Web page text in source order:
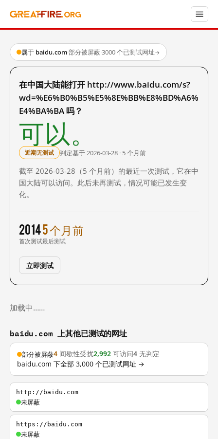
属于 baidu.com·部分被屏蔽·3000 个已测试网址→
在中国大陆能打开 http://www.baidu.com/s?
wd=%E6%B0%B5%E5%8E%BB%E8%BD%A6%
E4%BA%BA 吗？
可以。
近期无测试 判定基于 2026-03-28 · 5 个月前
截至 2026-03-28（5 个月前）的最近一次测试，它在中
国大陆可以访问。此后未再测试，情况可能已发生变
化。
2014
首次测试
5 个月前
最后测试
立即测试
加载中……
baidu.com 上其他已测试的网址
部分被屏蔽4 间歇性受扰2,992 可访问4 无判定
baidu.com 下全部 3,000 个已测试网址 →
http://baidu.com
未屏蔽
https://baidu.com
未屏蔽